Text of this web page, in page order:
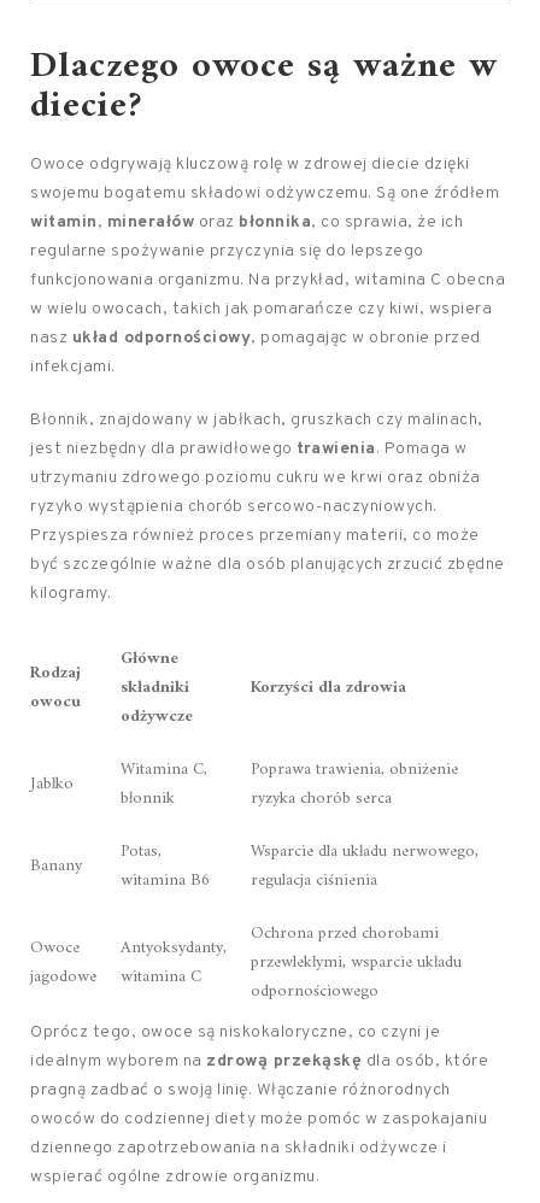
Dlaczego owoce są ważne w
diecie?
Owoce odgrywają kluczową rolę w zdrowej diecie dzięki
swojemu bogatemu składowi odżywczemu. Są one źródłem
witamin, minerałów oraz błonnika, co sprawia, że ich
regularne spożywanie przyczynia się do lepszego
funkcjonowania organizmu. Na przykład, witamina C obecna
w wielu owocach, takich jak pomarańcze czy kiwi, wspiera
nasz układ odpornościowy, pomagając w obronie przed
infekcjami.
Błonnik, znajdowany w jabłkach, gruszkach czy malinach,
jest niezbędny dla prawidłowego trawienia. Pomaga w
utrzymaniu zdrowego poziomu cukru we krwi oraz obniża
ryzyko wystąpienia chorób sercowo-naczyniowych.
Przyspiesza również proces przemiany materii, co może
być szczególnie ważne dla osób planujących zrzucić zbędne
kilogramy.
Rodzaj
owocu
Główne
składniki
odżywcze
Korzyści dla zdrowia
Jabłko
Witamina C,
błonnik
Poprawa trawienia, obniżenie
ryzyka chorób serca
Banany
Potas,
witamina B6
Wsparcie dla układu nerwowego,
regulacja ciśnienia
Owoce
jagodowe
Antyoksydanty,
witamina C
Ochrona przed chorobami
przewlekłymi, wsparcie układu
odpornościowego
Oprócz tego, owoce są niskokaloryczne, co czyni je
idealnym wyborem na zdrową przekąskę dla osób, które
pragną zadbać o swoją linię. Włączanie różnorodnych
owoców do codziennej diety może pomóc w zaspokajaniu
dziennego zapotrzebowania na składniki odżywcze i
wspierać ogólne zdrowie organizmu.